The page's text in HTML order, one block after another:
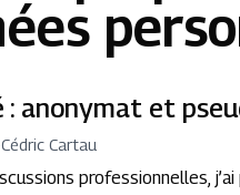
: anonymat et
Cédric Cartau
professionnelles,